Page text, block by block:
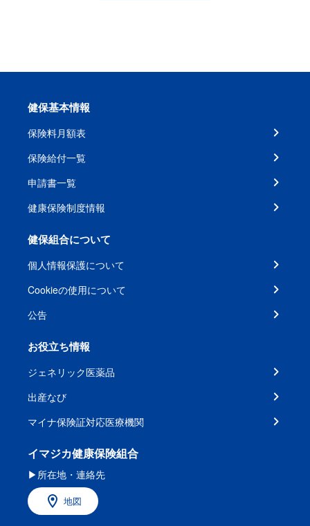
健保基本情報
保険料月額表
保険給付一覧
申請書一覧
健康保険制度情報
健保組合について
個人情報保護について
Cookieの使用について
公告
お役立ち情報
ジェネリック医薬品
出産なび
マイナ保険証対応医療機関
イマジカ健康保険組合
▶所在地・連絡先
地図